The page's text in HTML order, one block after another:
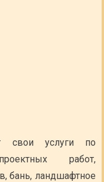
свои услуги по
работ,
бань, ландшафтное